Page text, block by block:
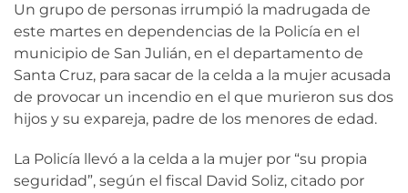
Un grupo de personas irrumpió la madrugada de
este martes en dependencias de la Policía en el
municipio de San Julián, en el departamento de
Santa Cruz, para sacar de la celda a la mujer acusada
de provocar un incendio en el que murieron sus dos
hijos y su expareja, padre de los menores de edad.
La Policía llevó a la celda a la mujer por “su propia
seguridad”, según el fiscal David Soliz, citado por